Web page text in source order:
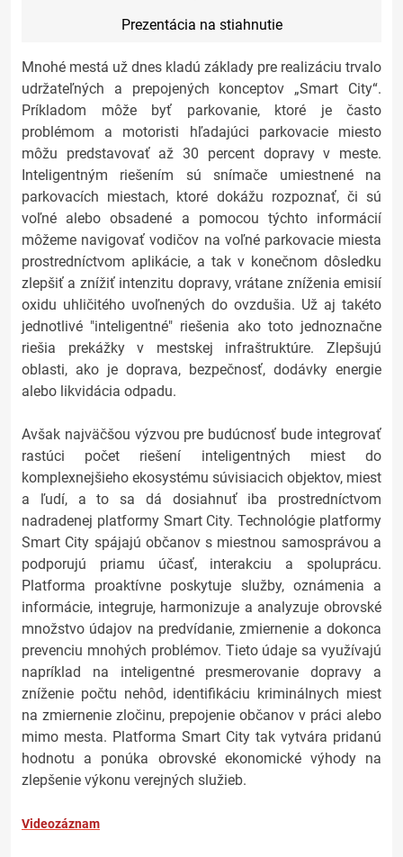
Prezentácia na stiahnutie
Mnohé mestá už dnes kladú základy pre realizáciu trvalo
udržateľných a prepojených konceptov „Smart City“.
Príkladom môže byť parkovanie, ktoré je často
problémom a motoristi hľadajúci parkovacie miesto
môžu predstavovať až 30 percent dopravy v meste.
Inteligentným riešením sú snímače umiestnené na
parkovacích miestach, ktoré dokážu rozpoznať, či sú
voľné alebo obsadené a pomocou týchto informácií
môžeme navigovať vodičov na voľné parkovacie miesta
prostredníctvom aplikácie, a tak v konečnom dôsledku
zlepšiť a znížiť intenzitu dopravy, vrátane zníženia emisií
oxidu uhličitého uvoľnených do ovzdušia. Už aj takéto
jednotlivé "inteligentné" riešenia ako toto jednoznačne
riešia prekážky v mestskej infraštruktúre. Zlepšujú
oblasti, ako je doprava, bezpečnosť, dodávky energie
alebo likvidácia odpadu.
Avšak najväčšou výzvou pre budúcnosť bude integrovať
rastúci počet riešení inteligentných miest do
komplexnejšieho ekosystému súvisiacich objektov, miest
a ľudí, a to sa dá dosiahnuť iba prostredníctvom
nadradenej platformy Smart City. Technológie platformy
Smart City spájajú občanov s miestnou samosprávou a
podporujú priamu účasť, interakciu a spoluprácu.
Platforma proaktívne poskytuje služby, oznámenia a
informácie, integruje, harmonizuje a analyzuje obrovské
množstvo údajov na predvídanie, zmiernenie a dokonca
prevenciu mnohých problémov. Tieto údaje sa využívajú
napríklad na inteligentné presmerovanie dopravy a
zníženie počtu nehôd, identifikáciu kriminálnych miest
na zmiernenie zločinu, prepojenie občanov v práci alebo
mimo mesta. Platforma Smart City tak vytvára pridanú
hodnotu a ponúka obrovské ekonomické výhody na
zlepšenie výkonu verejných služieb.
Videozáznam